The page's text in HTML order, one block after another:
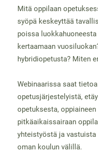
Mitä oppilaan
syöpä keskeyttää
poissa
kertaamaan
hybridiopetusta? Miten
Webinaarissa saat
opetusjärjestelyistä,
opetuksesta,
pitkäaikaissairaan
yhteistyöstä ja
oman koulun välillä.